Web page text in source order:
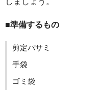
■準備するもの
剪定バサミ
手袋
ゴミ袋